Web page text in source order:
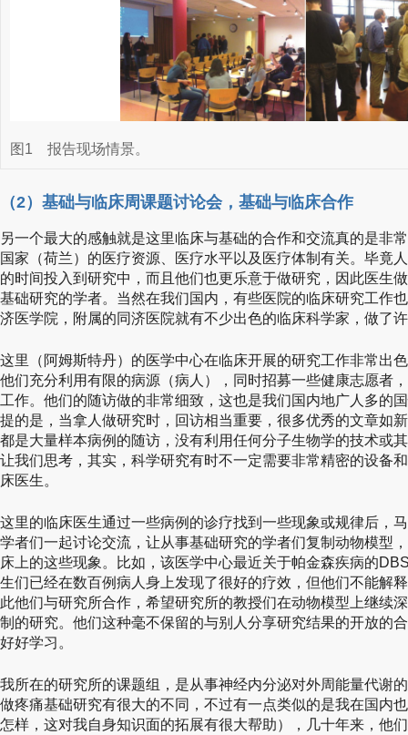
图1 报告现场情景。
（2）基础与临床周课题讨论会，基础与临床合作
另一个最大的感触就是这里临床与基础的合作和交流真的是非
国家（荷兰）的医疗资源、医疗水平以及医疗体制有关。毕竟
的时间投入到研究中，而且他们也更乐意于做研究，因此医生
基础研究的学者。当然在我们国内，有些医院的临床研究工作
济医学院，附属的同济医院就有不少出色的临床科学家，做了
这里（阿姆斯特丹）的医学中心在临床开展的研究工作非常出
他们充分利用有限的病源（病人），同时招募一些健康志愿者
工作。他们的随访做的非常细致，这也是我们国内地广人多的
提的是，当拿人做研究时，回访相当重要，很多优秀的文章如
都是大量样本病例的随访，没有利用任何分子生物学的技术或
让我们思考，其实，科学研究有时不一定需要非常精密的设备
床医生。
这里的临床医生通过一些病例的诊疗找到一些现象或规律后，
学者们一起讨论交流，让从事基础研究的学者们复制动物模型
床上的这些现象。比如，该医学中心最近关于帕金森疾病的
生们已经在数百例病人身上发现了很好的疗效，但他们不能解
此他们与研究所合作，希望研究所的教授们在动物模型上继续
制的研究。他们这种毫不保留的与别人分享研究结果的开放的
好好学习。
我所在的研究所的课题组，是从事神经内分泌对外周能量代谢
做疼痛基础研究有很大的不同，不过有一点类似的是我在国内
怎样，这对我自身知识面的拓展有很大帮助），几十年来，他